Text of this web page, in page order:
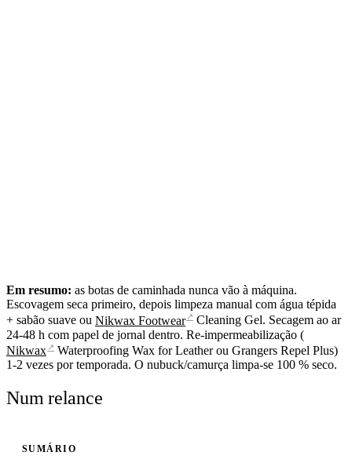
Em resumo: as botas de caminhada nunca vão à máquina.
Escovagem seca primeiro, depois limpeza manual com água tépida
+ sabão suave ou Nikwax Footwear ↗ Cleaning Gel. Secagem ao ar
24-48 h com papel de jornal dentro. Re-impermeabilização (
Nikwax ↗ Waterproofing Wax for Leather ou Grangers Repel Plus)
1-2 vezes por temporada. O nubuck/camurça limpa-se 100 % seco.
Num relance
SUMÁRIO